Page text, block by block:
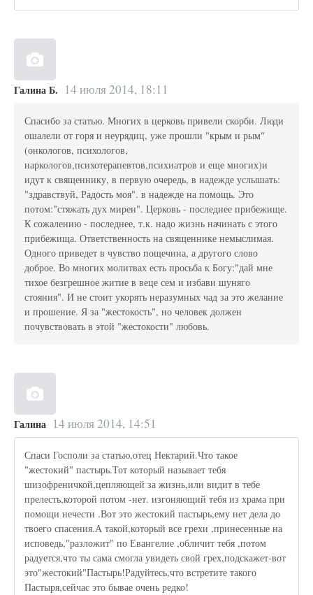
Галина Б. 14 июля 2014, 18:11
Спасибо за статью. Многих в церковь привели скорби. Люди
ошалели от горя и неурядиц, уже прошли "крым и рым"
(онкологов, психологов,
наркологов,психотерапевтов,психиатров и еще многих)и
идут к священнику, в первую очередь, в надежде услышать:
"здравствуй, Радость моя". в надежде на помощь. Это
потом:"стяжать дух мирен". Церковь - последнее прибежище.
К сожалению - последнее, т.к. надо жизнь начинать с этого
прибежища. Ответственность на священнике немыслимая.
Одного приведет в чувство пощечина, а другого слово
доброе. Во многих молитвах есть просьба к Богу:"дай мне
тихое безгрешное житие в веце сем и избави шуняго
стояния". И не стоит укорять неразумных чад за это желание
и прошение. Я за "жестокость", но человек должен
почувствовать в этой "жестокости" любовь.
Галина 14 июля 2014, 14:51
Спаси Госполи за статью,отец Нектарий.Что такое
"жестокий" пастырь.Тот который называет тебя
шизофреничкой,цепляющей за жизнь,или видит в тебе
прелесть,которой потом -нет. изгоняющий тебя из храма при
помощи нечести .Вот это жестокий пастырь,ему нет дела до
твоего спасения.А такой,который все грехи ,принесенные на
исповедь,"разложит" по Евангелие ,обличит тебя ,потом
радуется,что ты сама смогла увидеть свой грех,подскажет-вот
это"жестокий"Пастырь!Радуйтесь,что встретите такого
Пастыря,сейчас это бывае очень редко!